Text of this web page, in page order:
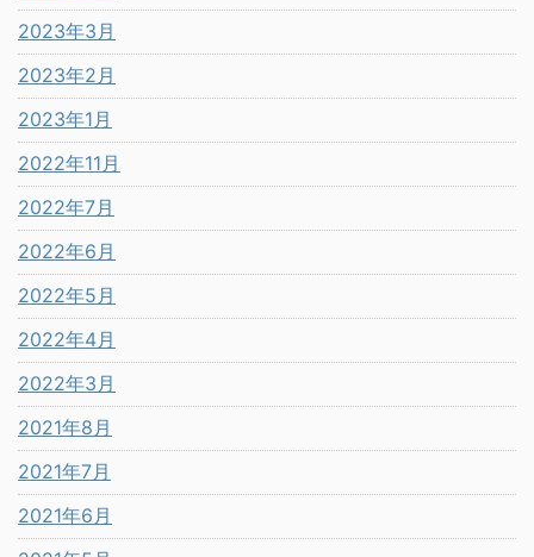
2023年3月
2023年2月
2023年1月
2022年11月
2022年7月
2022年6月
2022年5月
2022年4月
2022年3月
2021年8月
2021年7月
2021年6月